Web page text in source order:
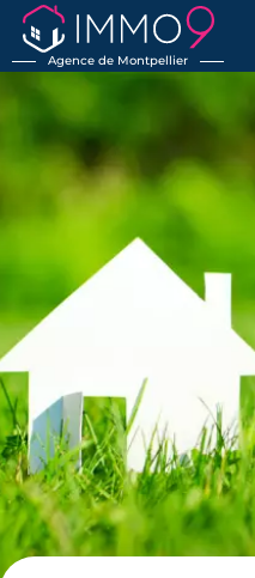
Agence de Montpellier